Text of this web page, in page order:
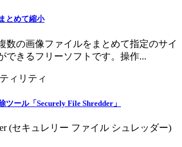
とめて縮小
数の画像ファイルをまとめて指定のサイ
できるフリーソフトです。操作...
ィリティ
ツール「Securely File Shredder」
(セキュレリー ファイル シュレッダー)